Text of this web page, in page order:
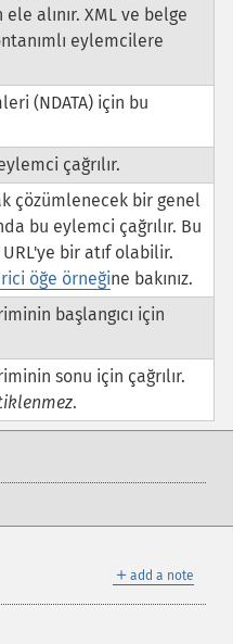
alınır. XML ve belge
eylemcilere
(NDATA) için bu
çağrılır.
çözümlenecek bir genel
bu eylemci çağrılır. Bu
bir atıf olabilir.
öğe örneğine bakınız.
başlangıcı için
sonu için çağrılır.
.
＋ add a note